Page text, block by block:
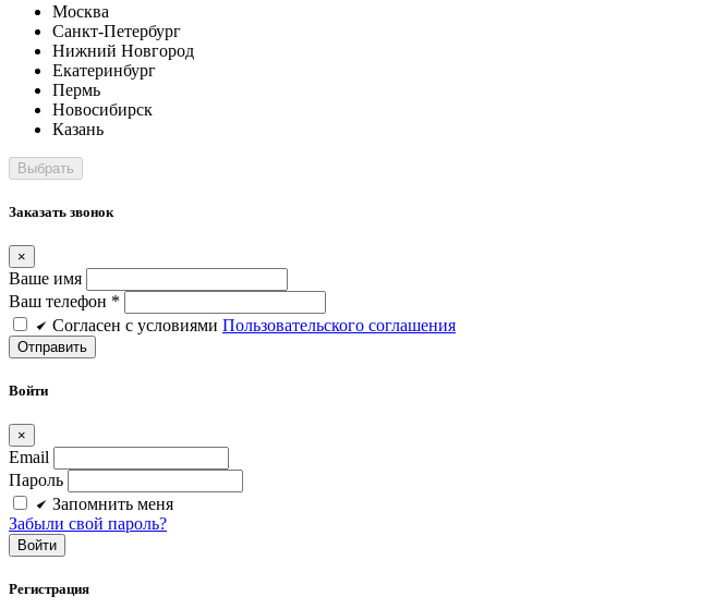
Москва
Санкт-Петербург
Нижний Новгород
Екатеринбург
Пермь
Новосибирск
Казань
Заказать звонок
×
Ваше имя
Ваш телефон *
Cогласен c условиями Пользовательского соглашения
Войти
×
Email
Пароль
Запомнить меня
Забыли свой пароль?
Войти
Регистрация